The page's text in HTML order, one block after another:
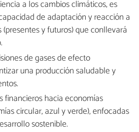
a los cambios climáticos, es
de adaptación y reacción a
y futuros) que conllevará
de gases de efecto
una producción saludable y
financieros hacia economías
circular, azul y verde), enfocadas
sostenible.